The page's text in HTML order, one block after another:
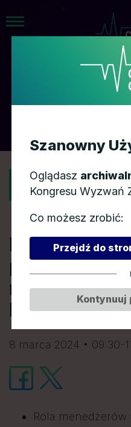
POWRÓT
Kto dziś
Polsce?
8 marca 2024 • 09:30-
Rola
Szanowny
Oglądasz
Kongresu Wyzwań
Co możesz zrobić:
Przejdź do
Kontynuuj